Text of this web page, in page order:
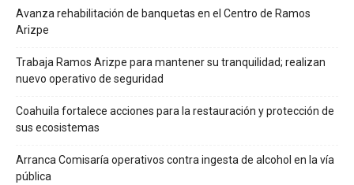
Avanza rehabilitación de banquetas en el Centro de Ramos
Arizpe
Trabaja Ramos Arizpe para mantener su tranquilidad; realizan
nuevo operativo de seguridad
Coahuila fortalece acciones para la restauración y protección de
sus ecosistemas
Arranca Comisaría operativos contra ingesta de alcohol en la vía
pública